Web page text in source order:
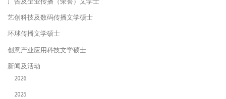
艺创科技及数码传播文学硕士
环球传播文学硕士
创意产业应用科技文学硕士
新闻及活动
2026
2025